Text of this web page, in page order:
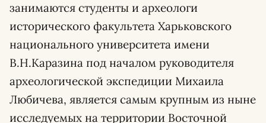
занимаются студенты и археологи
исторического факультета Харьковского
национального университета имени
В.Н.Каразина под началом руководителя
археологической экспедиции Михаила
Любичева, является самым крупным из ныне
исследуемых на территории Восточной